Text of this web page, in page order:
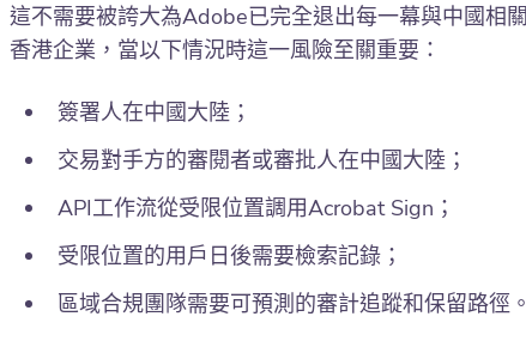
這不需要被誇大為Adobe已完全退出每一幕與中國相
香港企業，當以下情況時這一風險至關重要：
簽署人在中國大陸；
交易對手方的審閱者或審批人在中國大陸；
API工作流從受限位置調用Acrobat Sign；
受限位置的用戶日後需要檢索記錄；
區域合規團隊需要可預測的審計追蹤和保留路徑。